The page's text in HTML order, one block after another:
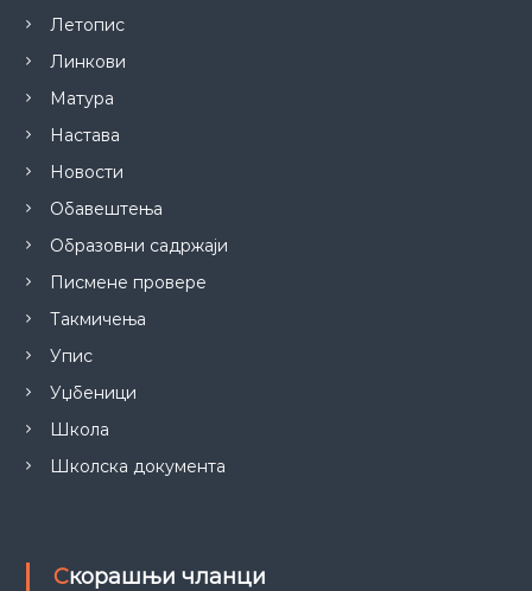
Летопис
Линкови
Матура
Настава
Новости
Обавештења
Образовни садржаји
Писмене провере
Такмичења
Упис
Уџбеници
Школа
Школска документа
Скорашњи чланци